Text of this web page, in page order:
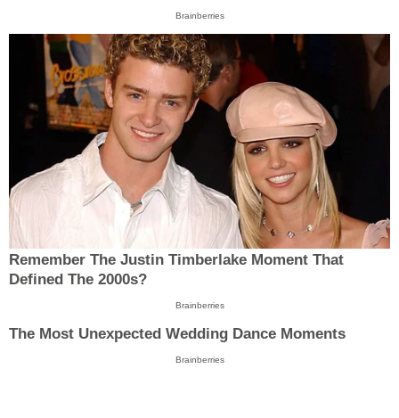
Brainberries
Remember The Justin Timberlake Moment That
Defined The 2000s?
Brainberries
The Most Unexpected Wedding Dance Moments
Brainberries